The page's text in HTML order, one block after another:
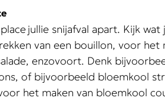
placejullie snijafval apart. Kijk wat
van een bouillon, voor het
enzovoort. Denk
of bijvoorbeeld bloemkool
het maken van bloemkool